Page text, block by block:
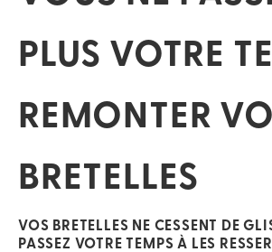
PLUS VOTRE
REMONTER
BRETELLES
VOS BRETELLES NE CESSENT DE
PASSEZ VOTRE TEMPS À LES